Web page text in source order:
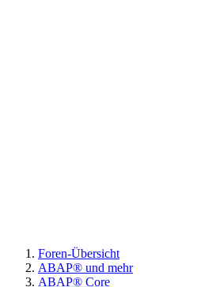
Foren-Übersicht
ABAP® und mehr
ABAP® Core